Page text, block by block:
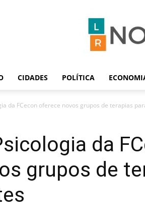
CIDADES POLÍTICA
da FCecon oferece novos grupos de terapias
da
grupos de